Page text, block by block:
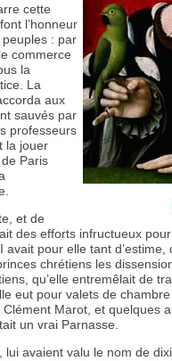
cette
l’honneur
: par
commerce
la
La
aux
sauvés par
professeurs
la jouer
Paris
et de
des efforts infructueux
pour elle tant d’estime,
chrétiens les
qu’elle entremêlait de
eut pour valets de
Marot, et quelques
un vrai Parnasse.
lui avaient valu le nom de